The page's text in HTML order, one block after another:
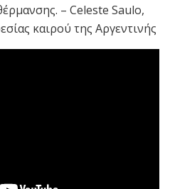
– Celeste Saulo,
καιρού της Αργεντινής